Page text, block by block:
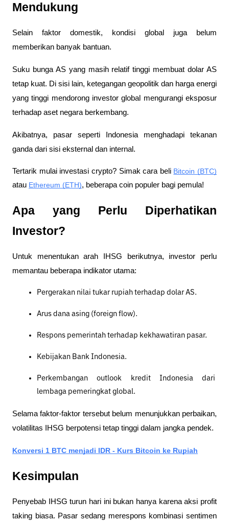
Mendukung
Selain faktor domestik, kondisi global juga belum
memberikan banyak bantuan.
Suku bunga AS yang masih relatif tinggi membuat dolar AS
tetap kuat. Di sisi lain, ketegangan geopolitik dan harga energi
yang tinggi mendorong investor global mengurangi eksposur
terhadap aset negara berkembang.
Akibatnya, pasar seperti Indonesia menghadapi tekanan
ganda dari sisi eksternal dan internal.
Tertarik mulai investasi crypto? Simak cara beli Bitcoin (BTC)
atau Ethereum (ETH), beberapa coin populer bagi pemula!
Apa yang Perlu Diperhatikan
Investor?
Untuk menentukan arah IHSG berikutnya, investor perlu
memantau beberapa indikator utama:
Pergerakan nilai tukar rupiah terhadap dolar AS.
Arus dana asing (foreign flow).
Respons pemerintah terhadap kekhawatiran pasar.
Kebijakan Bank Indonesia.
Perkembangan outlook kredit Indonesia dari
lembaga pemeringkat global.
Selama faktor-faktor tersebut belum menunjukkan perbaikan,
volatilitas IHSG berpotensi tetap tinggi dalam jangka pendek.
Konversi 1 BTC menjadi IDR - Kurs Bitcoin ke Rupiah
Kesimpulan
Penyebab IHSG turun hari ini bukan hanya karena aksi profit
taking biasa. Pasar sedang merespons kombinasi sentimen